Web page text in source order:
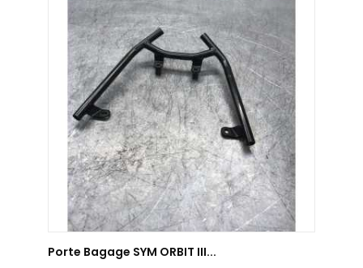
AJOUTER AU PANIER
Porte Bagage SYM ORBIT III...